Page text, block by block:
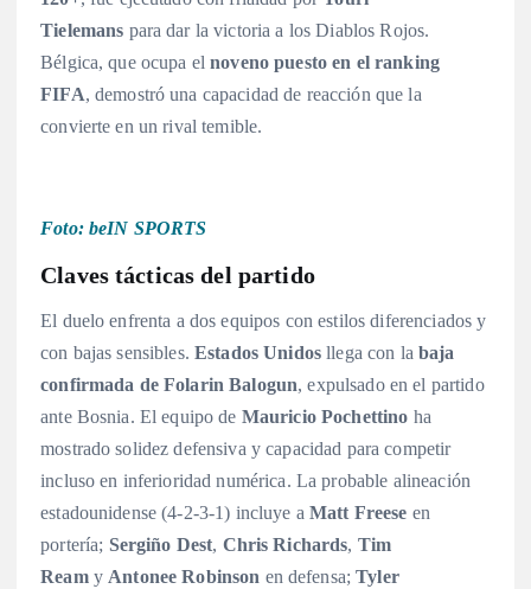
Tielemans para dar la victoria a los Diablos Rojos.
Bélgica, que ocupa elnoveno puesto en el ranking
FIFA, demostró una capacidad de reacción que la
convierte en un rival temible.
Foto: beIN SPORTS
Claves tácticas del partido
El duelo enfrenta a dos equipos con estilos diferenciados y
con bajas sensibles.Estados Unidos llega con labaja
confirmada de Folarin Balogun, expulsado en el partido
ante Bosnia. El equipo de Mauricio Pochettino ha
mostrado solidez defensiva y capacidad para competir
incluso en inferioridad numérica. La probable alineación
estadounidense (4-2-3-1) incluye aMatt Freese en
portería; Sergiño Dest, Chris Richards, Tim
Reamy Antonee Robinson en defensa;Tyler